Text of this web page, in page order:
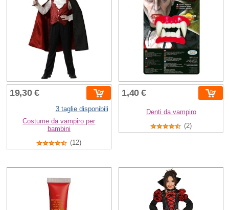
19,30 €
3 taglie disponibili
Costume da vampiro per
bambini
(12)
1,40 €
Denti da vampiro
(2)